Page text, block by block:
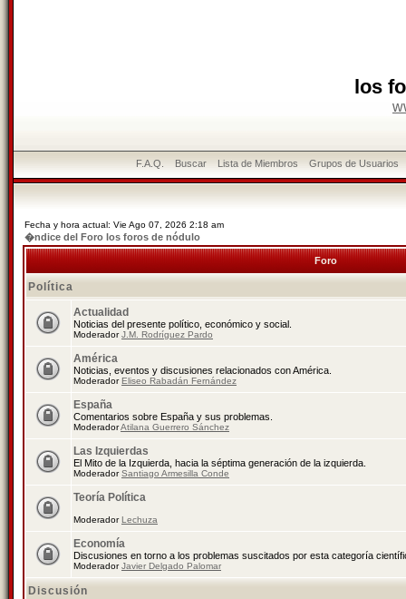
los
F.A.Q. Buscar Lista de Miembros Grupos de Usuarios
Fecha y hora actual: Vie Ago 07, 2026 2:18 am
�ndice del Foro los foros de nódulo
Foro
Política
Actualidad
Noticias del presente político, económico y social.
ModeradorJ.M. Rodríguez Pardo
América
Noticias, eventos y discusiones relacionados con América.
ModeradorEliseo Rabadán Fernández
España
Comentarios sobre España y sus problemas.
ModeradorAtilana Guerrero Sánchez
Las Izquierdas
El Mito de la Izquierda, hacia la séptima generación de la izquierda.
ModeradorSantiago Armesilla Conde
Teoría Política
ModeradorLechuza
Economía
Discusiones en torno a los problemas suscitados por esta categoría
ModeradorJavier Delgado Palomar
Discusión